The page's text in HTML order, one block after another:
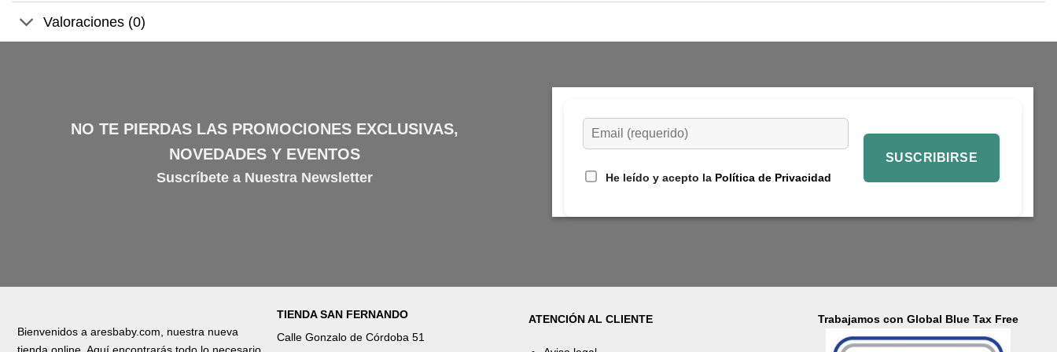
Valoraciones (0)
NO TE PIERDAS LAS PROMOCIONES EXCLUSIVAS,
NOVEDADES Y EVENTOS
Suscríbete a Nuestra Newsletter He leído y acepto la Política de Privacidad
Bienvenidos a aresbaby.com, nuestra nueva
TIENDA SAN FERNANDO
Calle Gonzalo de Córdoba 51
ATENCIÓN AL CLIENTE Trabajamos con Global Blue Tax Free